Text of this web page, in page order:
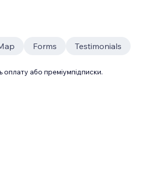
Forms Testimonials
або преміумпідписки.